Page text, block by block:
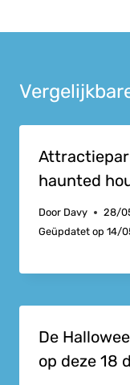
haunted
Door Davy
28/
Geüpdatet op 14/
De
op deze 18